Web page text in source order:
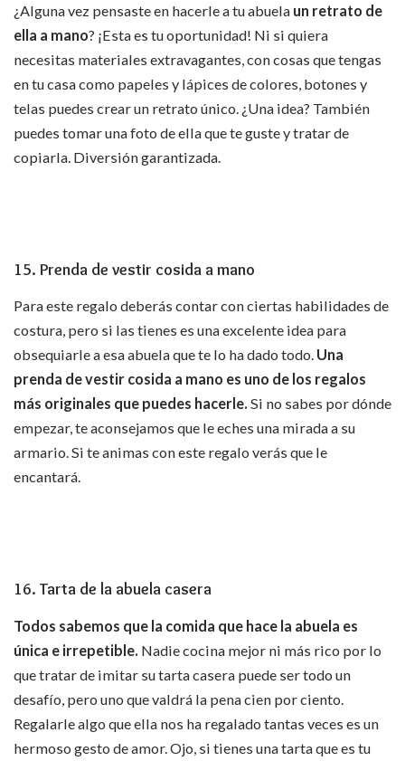
¿Alguna vez pensaste en hacerle a tu abuela un retrato de
ella a mano? ¡Esta es tu oportunidad! Ni si quiera
necesitas materiales extravagantes, con cosas que tengas
en tu casa como papeles y lápices de colores, botones y
telas puedes crear un retrato único. ¿Una idea? También
puedes tomar una foto de ella que te guste y tratar de
copiarla. Diversión garantizada.
15. Prenda de vestir cosida a mano
Para este regalo deberás contar con ciertas habilidades de
costura, pero si las tienes es una excelente idea para
obsequiarle a esa abuela que te lo ha dado todo. Una
prenda de vestir cosida a mano es uno de los regalos
más originales que puedes hacerle. Si no sabes por dónde
empezar, te aconsejamos que le eches una mirada a su
armario. Si te animas con este regalo verás que le
encantará.
16. Tarta de la abuela casera
Todos sabemos que la comida que hace la abuela es
única e irrepetible. Nadie cocina mejor ni más rico por lo
que tratar de imitar su tarta casera puede ser todo un
desafío, pero uno que valdrá la pena cien por ciento.
Regalarle algo que ella nos ha regalado tantas veces es un
hermoso gesto de amor. Ojo, si tienes una tarta que es tu